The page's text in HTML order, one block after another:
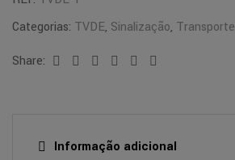
Categorias: TVDE, Sinalização, Transporte
Share:
Facebook
TwitterLinkedinGoogle+Pinterest
Informação adicional